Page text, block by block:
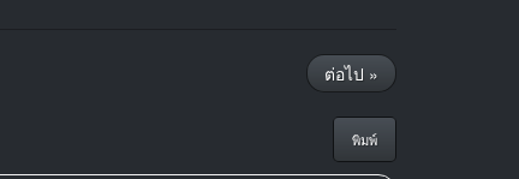
ต่อไป »
พิมพ์